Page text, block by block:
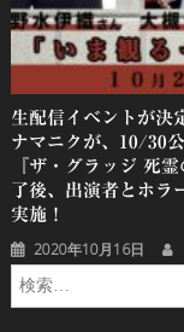
生配信イベントが決
ナマニクが、10/30
『ザ・グラッジ 死
了後、出演者とホラ
実施！
2020年10月16日